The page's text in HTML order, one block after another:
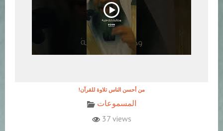
!من أحسن الناس تلاوة للقرآن
المسموعات
37 views